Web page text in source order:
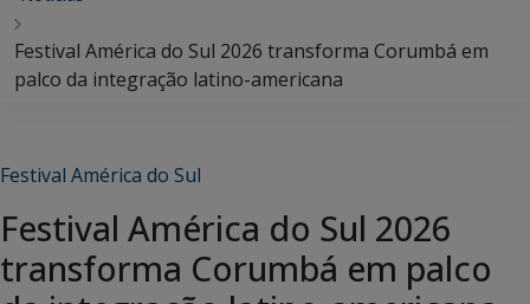
Festival América do Sul 2026 transforma Corumbá em
palco da integração latino-americana
Festival América do Sul
Festival América do Sul 2026
transforma Corumbá em palco